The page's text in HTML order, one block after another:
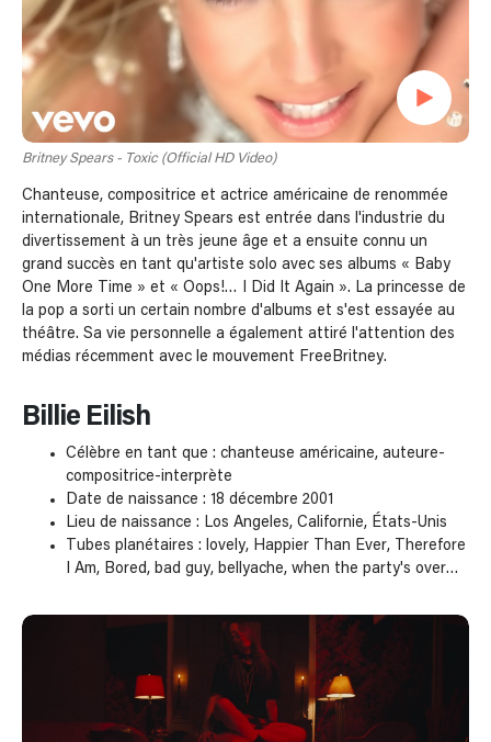
Britney Spears - Toxic (Official HD Video)
Chanteuse, compositrice et actrice américaine de renommée
internationale, Britney Spears est entrée dans l'industrie du
divertissement à un très jeune âge et a ensuite connu un
grand succès en tant qu'artiste solo avec ses albums « Baby
One More Time » et « Oops!… I Did It Again ». La princesse de
la pop a sorti un certain nombre d'albums et s'est essayée au
théâtre. Sa vie personnelle a également attiré l'attention des
médias récemment avec le mouvement FreeBritney.
Billie Eilish
Célèbre en tant que : chanteuse américaine, auteure-
compositrice-interprète
Date de naissance : 18 décembre 2001
Lieu de naissance : Los Angeles, Californie, États-Unis
Tubes planétaires : lovely, Happier Than Ever, Therefore
I Am, Bored, bad guy, bellyache, when the party's over…